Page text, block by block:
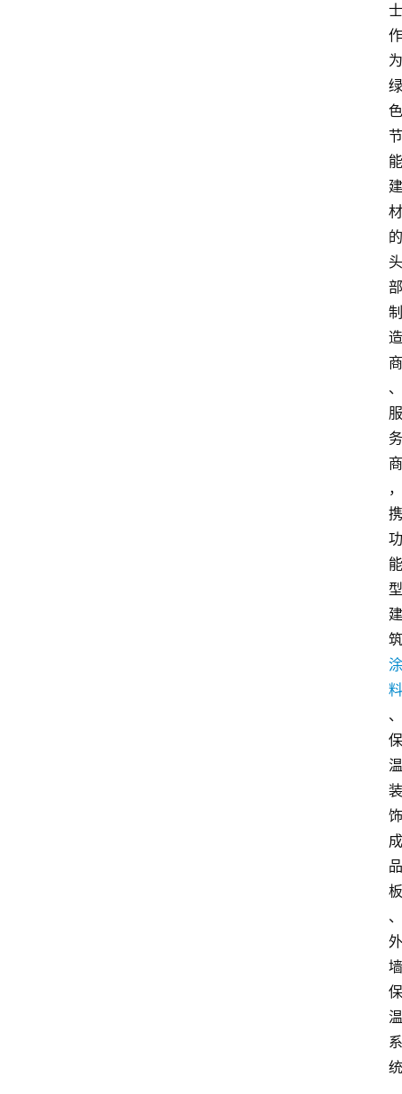
士
作
为
绿
色
节
能
建
材
的
头
部
制
造
商
、
服
务
商
，
携
功
能
型
建
筑
涂
料
、
保
温
装
饰
成
品
板
、
外
墙
保
温
系
统